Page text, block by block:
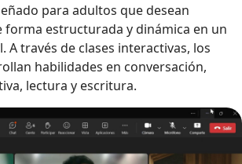
para adultos que desean
forma estructurada y dinámica en un
A través de clases interactivas, los
habilidades en conversación,
lectura y escritura.